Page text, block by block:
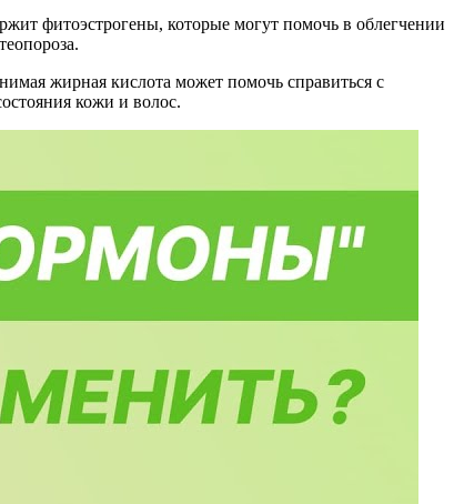
фитоэстрогены, которые могут помочь в облегчении
жирная кислота может помочь справиться с
кожи и волос.